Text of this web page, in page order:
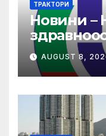
ТРАКТОРИ
Новини –
(НЗОК)
AUGUST 8,